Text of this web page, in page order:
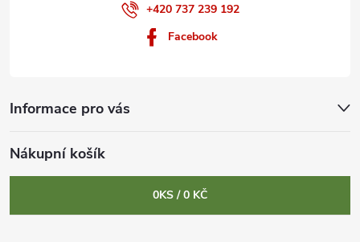
+420 737 239 192
Facebook
Informace pro vás
Nákupní košík
0KS /0 KČ